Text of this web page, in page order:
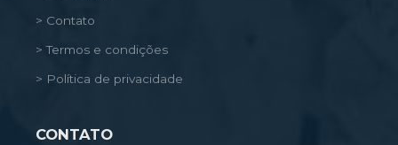
> Contato
> Termos e condições
> Política de privacidade
CONTATO